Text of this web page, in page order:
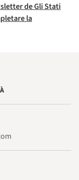
de Gli Stati
la